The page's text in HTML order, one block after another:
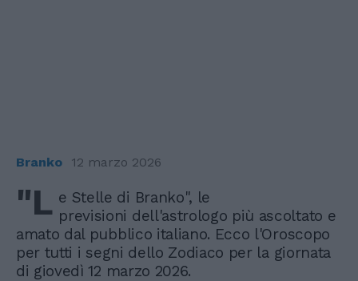
Branko 12 marzo 2026
"L e Stelle di Branko", le
previsioni dell'astrologo più ascoltato e
amato dal pubblico italiano. Ecco l'Oroscopo
per tutti i segni dello Zodiaco per la giornata
di giovedì 12 marzo 2026.